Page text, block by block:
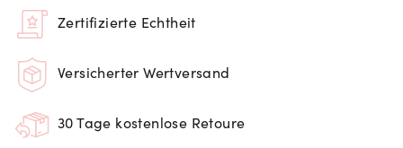
Zertifizierte Echtheit
Versicherter Wertversand
30 Tage kostenlose Retoure